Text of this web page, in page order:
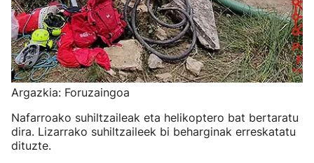
Argazkia: Foruzaingoa
Nafarroako suhiltzaileak eta helikoptero bat bertaratu
dira. Lizarrako suhiltzaileek bi beharginak erreskatatu
dituzte.